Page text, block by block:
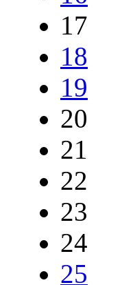
17
18
19
20
21
22
23
24
25